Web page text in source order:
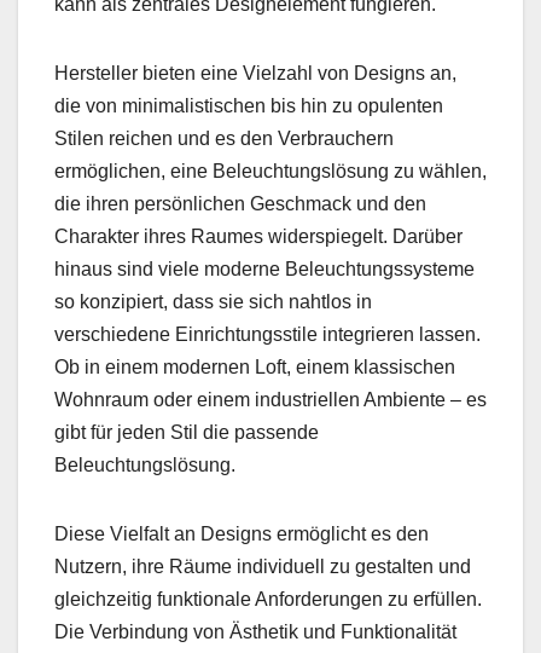
kann als zentrales Designelement fungieren.
Hersteller bieten eine Vielzahl von Designs an,
die von minimalistischen bis hin zu opulenten
Stilen reichen und es den Verbrauchern
ermöglichen, eine Beleuchtungslösung zu wählen,
die ihren persönlichen Geschmack und den
Charakter ihres Raumes widerspiegelt. Darüber
hinaus sind viele moderne Beleuchtungssysteme
so konzipiert, dass sie sich nahtlos in
verschiedene Einrichtungsstile integrieren lassen.
Ob in einem modernen Loft, einem klassischen
Wohnraum oder einem industriellen Ambiente – es
gibt für jeden Stil die passende
Beleuchtungslösung.
Diese Vielfalt an Designs ermöglicht es den
Nutzern, ihre Räume individuell zu gestalten und
gleichzeitig funktionale Anforderungen zu erfüllen.
Die Verbindung von Ästhetik und Funktionalität